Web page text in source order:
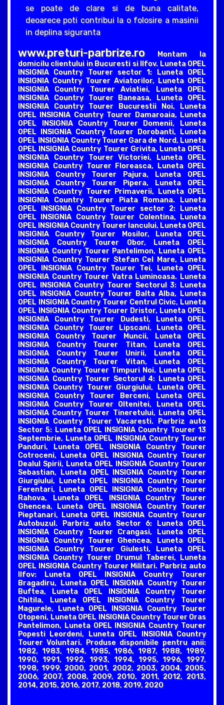
se poate de clare si de buna calitate,
deoarece poti contribui la o folosire a masinii
in deplina siguranta
www.preturi-parbrize.roMontam la
domicilu clientului in Bucuresti si Ilfov. Luneta OPEL
INSIGNIA Country Tourer sector 1: Luneta OPEL
INSIGNIA Country Tourer Aviatorilor, Luneta OPEL
INSIGNIA Country Tourer Aviatiei, Luneta OPEL
INSIGNIA Country Tourer Baneasa, Luneta OPEL
INSIGNIA Country Tourer Bucurestii Noi, Luneta
OPEL INSIGNIA Country Tourer Damaroaia, Luneta
OPEL INSIGNIA Country Tourer Domenii, Luneta
OPEL INSIGNIA Country Tourer Dorobanti, Luneta
OPEL INSIGNIA Country Tourer Gara de Nord, Luneta
OPEL INSIGNIA Country Tourer Grivita, Luneta OPEL
INSIGNIA Country Tourer Victoriei, Luneta OPEL
INSIGNIA Country Tourer Floreasca, Luneta OPEL
INSIGNIA Country Tourer Pajura, Luneta OPEL
INSIGNIA Country Tourer Pipera, Luneta OPEL
INSIGNIA Country Tourer Primaverii, Luneta OPEL
INSIGNIA Country Tourer Piata Romana. Luneta
OPEL INSIGNIA Country Tourer sector 2: Luneta
OPEL INSIGNIA Country Tourer Colentina, Luneta
OPEL INSIGNIA Country Tourer Iancului, Luneta OPEL
INSIGNIA Country Tourer Mosilor, Luneta OPEL
INSIGNIA Country Tourer Obor, Luneta OPEL
INSIGNIA Country Tourer Pantelimon, Luneta OPEL
INSIGNIA Country Tourer Stefan Cel Mare, Luneta
OPEL INSIGNIA Country Tourer Tei, Luneta OPEL
INSIGNIA Country Tourer Vatra Luminoasa. Luneta
OPEL INSIGNIA Country Tourer Sectorul 3: Luneta
OPEL INSIGNIA Country Tourer Balta Alba, Luneta
OPEL INSIGNIA Country Tourer Centrul Civic, Luneta
OPEL INSIGNIA Country Tourer Dristor, Luneta OPEL
INSIGNIA Country Tourer Dudesti, Luneta OPEL
INSIGNIA Country Tourer Lipscani, Luneta OPEL
INSIGNIA Country Tourer Muncii, Luneta OPEL
INSIGNIA Country Tourer Titan, Luneta OPEL
INSIGNIA Country Tourer Unirii, Luneta OPEL
INSIGNIA Country Tourer Vitan, Luneta OPEL
INSIGNIA Country Tourer Timpuri Noi. Luneta OPEL
INSIGNIA Country Tourer Sectorul 4: Luneta OPEL
INSIGNIA Country Tourer Giurgiului, Luneta OPEL
INSIGNIA Country Tourer Berceni, Luneta OPEL
INSIGNIA Country Tourer Oltenitei, Luneta OPEL
INSIGNIA Country Tourer Tineretului, Luneta OPEL
INSIGNIA Country Tourer Vacaresti. Parbriz auto
Sector 5: Luneta OPEL INSIGNIA Country Tourer 13
Septembrie, Luneta OPEL INSIGNIA Country Tourer
Panduri, Luneta OPEL INSIGNIA Country Tourer
Cotroceni, Luneta OPEL INSIGNIA Country Tourer
Dealul Spirii, Luneta OPEL INSIGNIA Country Tourer
Sebastian, Luneta OPEL INSIGNIA Country Tourer
Giurgiului, Luneta OPEL INSIGNIA Country Tourer
Ferentari, Luneta OPEL INSIGNIA Country Tourer
Rahova, Luneta OPEL INSIGNIA Country Tourer
Ghencea, Luneta OPEL INSIGNIA Country Tourer
Pieptanari, Luneta OPEL INSIGNIA Country Tourer
Autobuzul. Parbriz auto Sector 6: Luneta OPEL
INSIGNIA Country Tourer Crangasi, Luneta OPEL
INSIGNIA Country Tourer Ghencea, Luneta OPEL
INSIGNIA Country Tourer Giulesti, Luneta OPEL
INSIGNIA Country Tourer Drumul Taberei, Luneta
OPEL INSIGNIA Country Tourer Militari. Parbriz auto
Ilfov: Luneta OPEL INSIGNIA Country Tourer
Bragadiru, Luneta OPEL INSIGNIA Country Tourer
Buftea, Luneta OPEL INSIGNIA Country Tourer
Chitila, Luneta OPEL INSIGNIA Country Tourer
Magurele, Luneta OPEL INSIGNIA Country Tourer
Otopeni, Luneta OPEL INSIGNIA Country Tourer Oras
Pantelimon, Luneta OPEL INSIGNIA Country Tourer
Popesti Leordeni, Luneta OPEL INSIGNIA Country
Tourer Voluntari. Produse disponibile pentru anii:
1982, 1983, 1984, 1985, 1986, 1987, 1988, 1989,
1990, 1991, 1992, 1993, 1994, 1995, 1996, 1997,
1998, 1999, 2000, 2001, 2002, 2003, 2004, 2005,
2006, 2007, 2008, 2009, 2010, 2011, 2012, 2013,
2014, 2015, 2016, 2017, 2018, 2019, 2020